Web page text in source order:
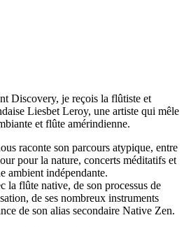
Discovery, je reçois la flûtiste et
Liesbet Leroy, une artiste qui mêle
et flûte amérindienne.
raconte son parcours atypique, entre
pour la nature, concerts méditatifs et
ambient indépendante.
la flûte native, de son processus de
de ses nombreux instruments
de son alias secondaire Native Zen.